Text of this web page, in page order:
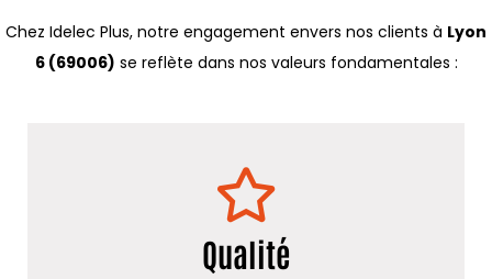
Chez Idelec Plus, notre engagement envers nos clients à Lyon
6 (69006) se reflète dans nos valeurs fondamentales :
Qualité